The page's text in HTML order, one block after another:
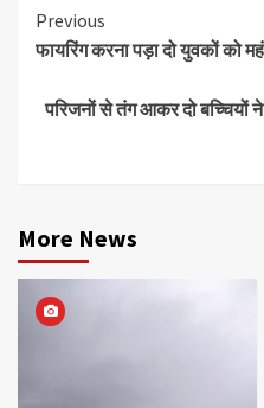
Continue
Reading
Previous
फायरिंग करना पड़ा दो युवकों को
परिजनों से तंग आकर दो बच्चियों
More News